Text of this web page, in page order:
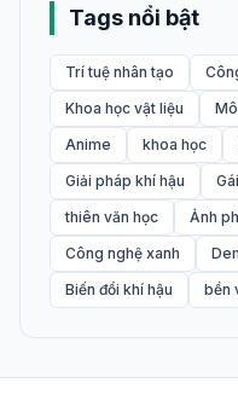
Tags nổi bật
Trí tuệ nhân tạo
Khoa học vật liệu
Anime
khoa học
Giải pháp khí hậu
thiên văn học
Ảnh
Công nghệ xanh
Biến đổi khí hậu
bền